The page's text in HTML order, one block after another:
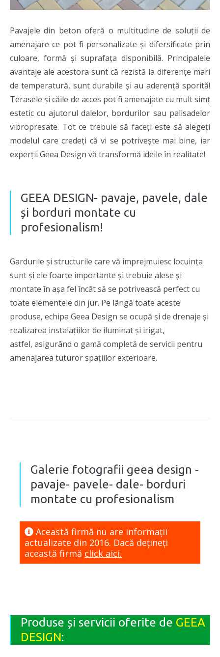
Pavajele din beton oferă o multitudine de soluții de
amenajare ce pot fi personalizate și difersificate prin
culoare, formă și suprafața disponibilă. Principalele
avantaje ale acestora sunt că rezistă la diferențe mari
de temperatură, sunt durabile și au aderență sporită!
Terasele și căile de acces pot fi amenajate cu mult simț
estetic cu ajutorul dalelor, bordurilor sau palisadelor
vibropresate. Tot ce trebuie să faceți este să alegeți
modelul care credeți că vi se potrivește mai bine, iar
experții Geea Design vă transformă ideile în realitate!
GEEA DESIGN- pavaje, pavele, dale
și borduri montate cu
profesionalism!
Gardurile și structurile care vă imprejmuiesc locuința
sunt și ele foarte importante și trebuie alese și
montate în așa fel încât să se potrivească perfect cu
toate elementele din jur. Pe lângă toate aceste
produse, echipa Geea Design se ocupă și de drenaje și
realizarea instalațiilor de iluminat și irigat,
astfel, asigurând o gamă completă de servicii pentru
amenajarea tuturor spațiilor exterioare.
Galerie fotografii geea design -
pavaje- pavele- dale- borduri
montate cu profesionalism
Această firmă nu are informaţii
actualizate din 2016. Dacă dețineți
această firmă click aici.
Produse și servicii oferite de GEEA
DESIGN: